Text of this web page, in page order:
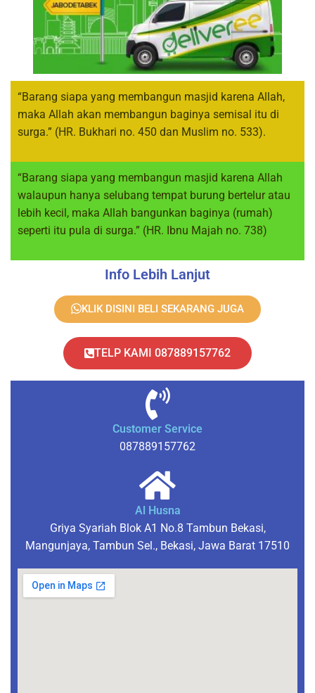
“Barang siapa yang membangun masjid karena Allah,
maka Allah akan membangun baginya semisal itu di
surga.” (HR. Bukhari no. 450 dan Muslim no. 533).
“Barang siapa yang membangun masjid karena Allah
walaupun hanya selubang tempat burung bertelur atau
lebih kecil, maka Allah bangunkan baginya (rumah)
seperti itu pula di surga.” (HR. Ibnu Majah no. 738)
Info Lebih Lanjut
KLIK DISINI BELI SEKARANG JUGA
TELP KAMI 087889157762
Customer Service
087889157762
Al Husna
Griya Syariah Blok A1 No.8 Tambun Bekasi,
Mangunjaya, Tambun Sel., Bekasi, Jawa Barat 17510